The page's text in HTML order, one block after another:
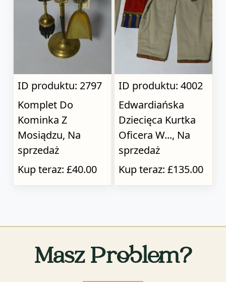
ID produktu: 2797
Komplet Do
Kominka Z
Mosiądzu, Na
sprzedaż
Kup teraz: £40.00
ID produktu: 4002
Edwardiańska
Dziecięca Kurtka
Oficera W..., Na
sprzedaż
Kup teraz: £135.00
Masz Problem?